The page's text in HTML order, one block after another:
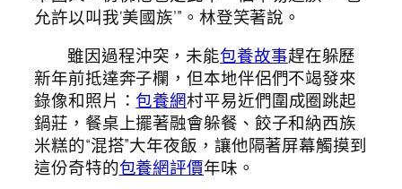
允許以叫我‘美國族’”。林登笑著說。
雖因過程沖突，未能包養故事趕在躲歷
新年前抵達奔子欄，但本地伴侶們不竭發來
錄像和照片：包養網村平易近們圍成圈跳起
鍋莊，餐桌上擺著融會躲餐、餃子和納西族
米糕的“混搭”大年夜飯，讓他隔著屏幕觸摸到
這份奇特的包養網評價年味。